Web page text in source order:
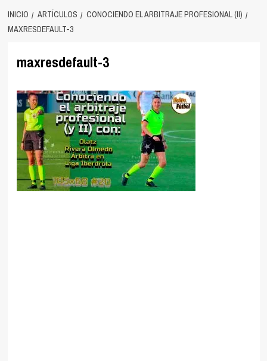
INICIO ARTÍCULOS
CONOCIENDO EL ARBITRAJE PROFESIONAL (II)
MAXRESDEFAULT-3
maxresdefault-3